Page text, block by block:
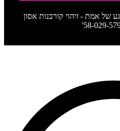
של אמת - זיהוי קורבנות אסון